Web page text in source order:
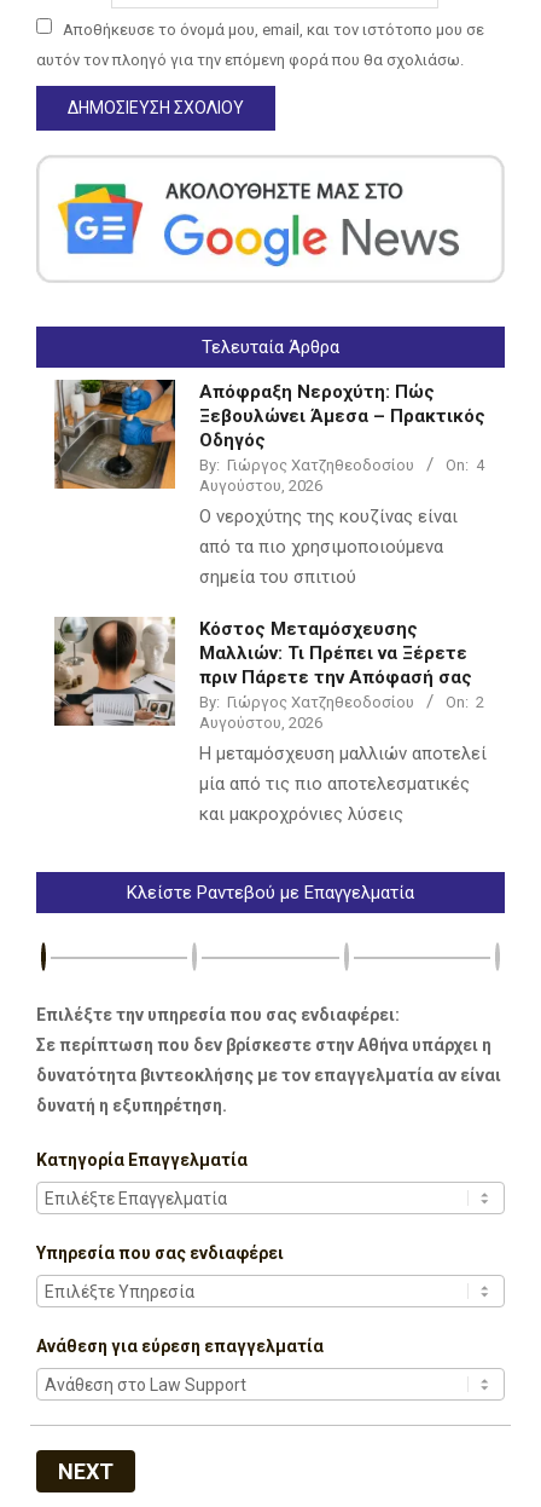
Αποθήκευσε το όνομά μου, email, και τον ιστότοπο μου σε
αυτόν τον πλοηγό για την επόμενη φορά που θα σχολιάσω.
Τελευταία Άρθρα
Απόφραξη Νεροχύτη: Πώς
Ξεβουλώνει Άμεσα – Πρακτικός
Οδηγός
By: Γιώργος Χατζηθεοδοσίου On: 4
Αυγούστου, 2026
Ο νεροχύτης της κουζίνας είναι
από τα πιο χρησιμοποιούμενα
σημεία του σπιτιού
Κόστος Μεταμόσχευσης
Μαλλιών: Τι Πρέπει να Ξέρετε
πριν Πάρετε την Απόφασή σας
By: Γιώργος Χατζηθεοδοσίου On: 2
Αυγούστου, 2026
Η μεταμόσχευση μαλλιών αποτελεί
μία από τις πιο αποτελεσματικές
και μακροχρόνιες λύσεις
Κλείστε Ραντεβού με Επαγγελματία
Επιλέξτε την υπηρεσία που σας ενδιαφέρει:
Σε περίπτωση που δεν βρίσκεστε στην Αθήνα υπάρχει η
δυνατότητα βιντεοκλήσης με τον επαγγελματία αν είναι
δυνατή η εξυπηρέτηση.
Κατηγορία Επαγγελματία
Υπηρεσία που σας ενδιαφέρει
Ανάθεση για εύρεση επαγγελματία
NEXT